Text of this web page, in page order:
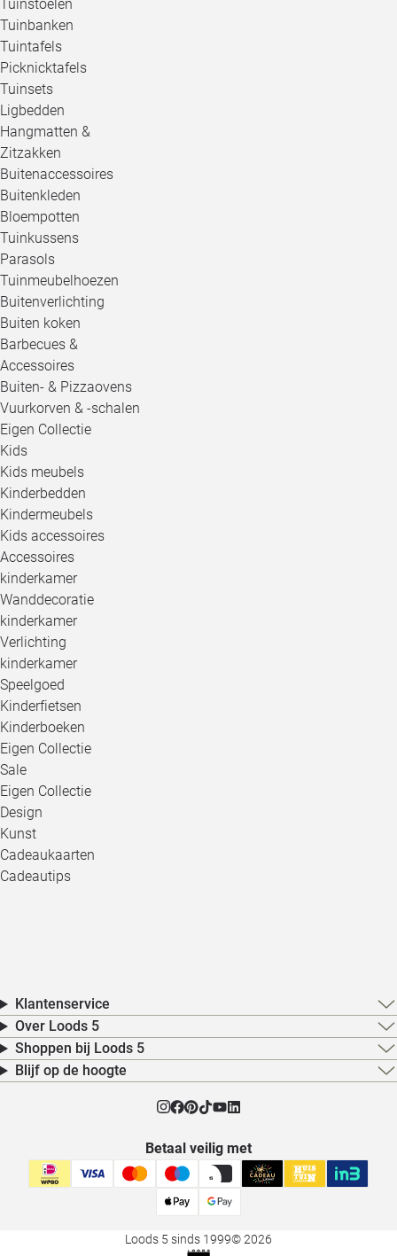
Tuinstoelen
Tuinbanken
Tuintafels
Picknicktafels
Tuinsets
Ligbedden
Hangmatten &
Zitzakken
Buitenaccessoires
Buitenkleden
Bloempotten
Tuinkussens
Parasols
Tuinmeubelhoezen
Buitenverlichting
Buiten koken
Barbecues &
Accessoires
Buiten- & Pizzaovens
Vuurkorven & -schalen
Eigen Collectie
Kids
Kids meubels
Kinderbedden
Kindermeubels
Kids accessoires
Accessoires
kinderkamer
Wanddecoratie
kinderkamer
Verlichting
kinderkamer
Speelgoed
Kinderfietsen
Kinderboeken
Eigen Collectie
Sale
Eigen Collectie
Design
Kunst
Cadeaukaarten
Cadeautips
Klantenservice
Over Loods 5
Shoppen bij Loods 5
Blijf op de hoogte
Betaal veilig met
Loods 5 sinds 1999© 2026